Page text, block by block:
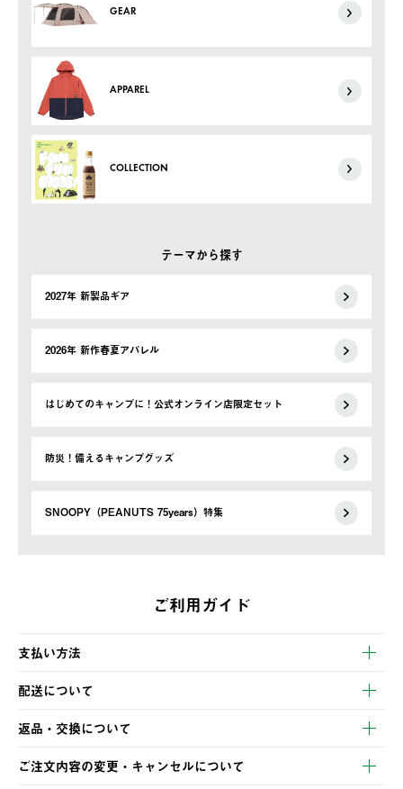
GEAR
APPAREL
COLLECTION
テーマから探す
2027年 新製品ギア
2026年 新作春夏アパレル
はじめてのキャンプに！公式オンライン店限定セット
防災！備えるキャンプグッズ
SNOOPY（PEANUTS 75years）特集
ご利用ガイド
支払い方法
以下のいずれかの方法でお支払いいただけます。
・クレジットカード決済
・コンビニ決済
・Pay-easy決済
配送について
【発送スケジュール】
ご注文・ご入金完了より2営業日以内に商品を発送いたします。
土日祝の発送はございませんので、木曜日以降のご注文は週明け
の発送となる場合がございます。
返品・交換について
※お客様都合の場合
ご注文内容の変更・キャンセルについて